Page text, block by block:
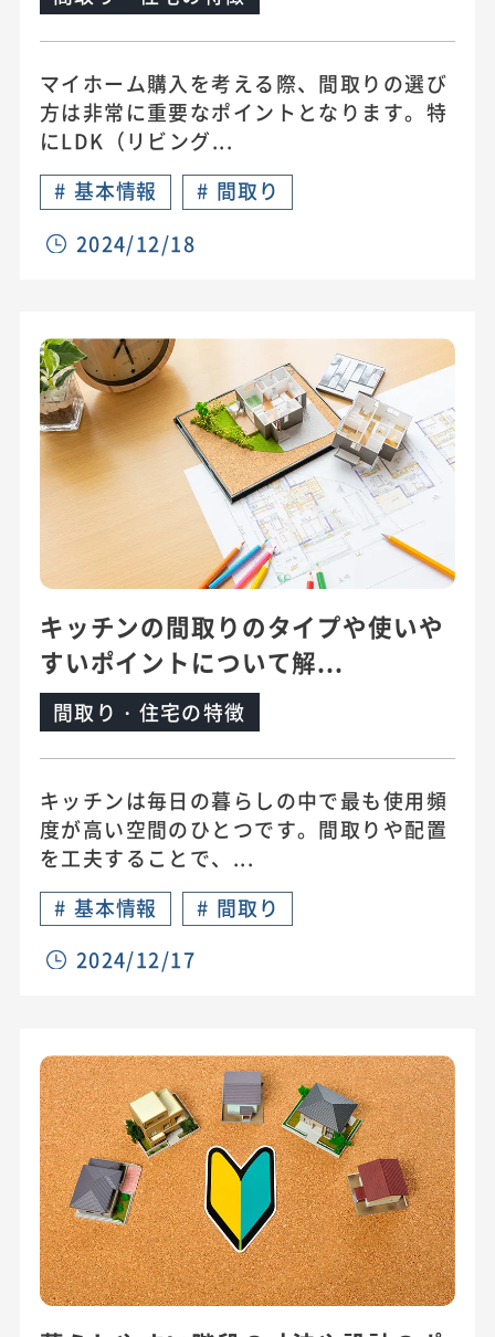
マイホーム購入を考える際、間取りの選び
方は非常に重要なポイントとなります。特
にLDK（リビング...
# 基本情報 # 間取り
2024/12/18
キッチンの間取りのタイプや使いや
すいポイントについて解...
間取り・住宅の特徴
キッチンは毎日の暮らしの中で最も使用頻
度が高い空間のひとつです。間取りや配置
を工夫することで、...
# 基本情報 # 間取り
2024/12/17